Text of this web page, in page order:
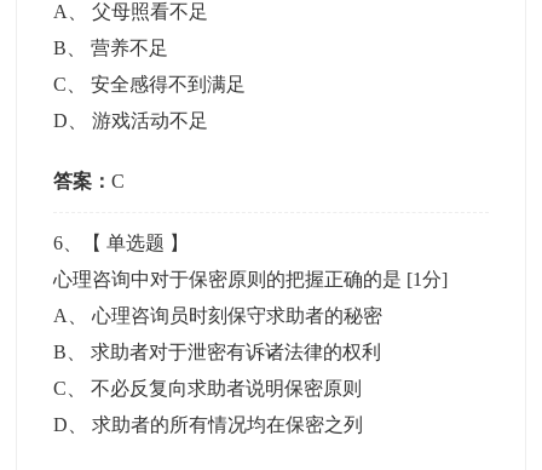
A
、父母照看不足
B 、营养不足
C 、安全感得不到满足
D 、游戏活动不足
答案：C
6 、【单选题 】
心理咨询中对于保密原则的把握正确的是 [1分]
A
、心理咨询员时刻保守求助者的秘密
B 、求助者对于泄密有诉诸法律的权利
C 、不必反复向求助者说明保密原则
D 、求助者的所有情况均在保密之列